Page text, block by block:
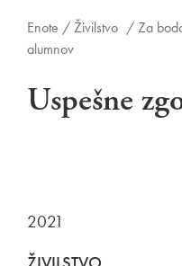
Enote /Živilstvo / Za
alumnov
Uspešne
2021